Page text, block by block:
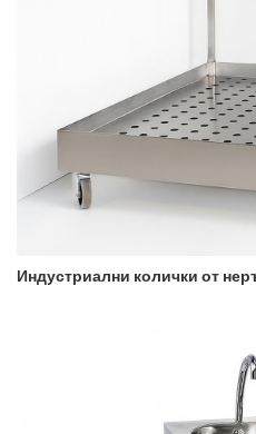
Индустриални колички от